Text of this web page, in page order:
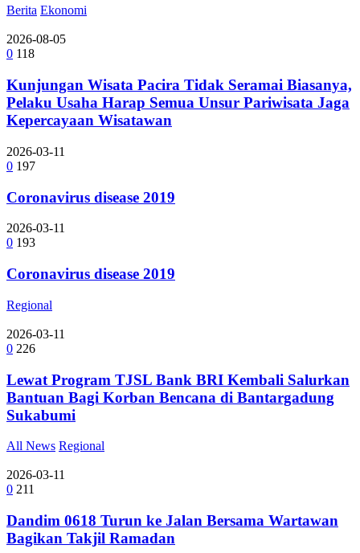
Berita Ekonomi
2026-08-05
0 118
Kunjungan Wisata Pacira Tidak Seramai Biasanya,
Pelaku Usaha Harap Semua Unsur Pariwisata Jaga
Kepercayaan Wisatawan
2026-03-11
0 197
Coronavirus disease 2019
2026-03-11
0 193
Coronavirus disease 2019
Regional
2026-03-11
0 226
Lewat Program TJSL Bank BRI Kembali Salurkan
Bantuan Bagi Korban Bencana di Bantargadung
Sukabumi
All News Regional
2026-03-11
0 211
Dandim 0618 Turun ke Jalan Bersama Wartawan
Bagikan Takjil Ramadan